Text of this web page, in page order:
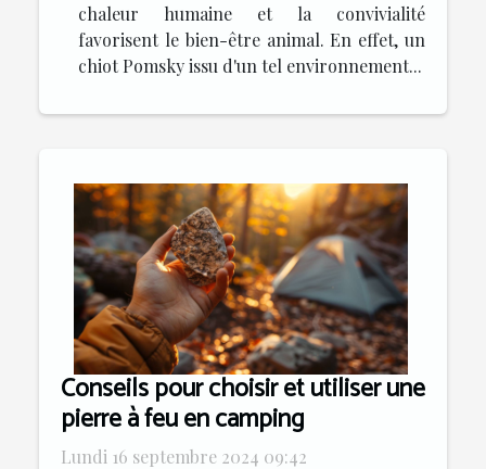
chaleur humaine et la convivialité
favorisent le bien-être animal. En effet, un
chiot Pomsky issu d'un tel environnement...
Conseils pour choisir et utiliser une
pierre à feu en camping
Lundi 16 septembre 2024 09:42